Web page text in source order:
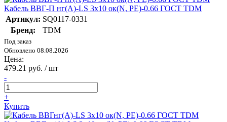
Кабель ВВГ-П нг(А)-LS 3х10 ок(N, PE)-0.66 ГОСТ TDM
Артикул: SQ0117-0331
Бренд:
TDM
Под заказ
Обновлено 08.08.2026
Цена:
479.21 руб. / шт
-
+
Купить